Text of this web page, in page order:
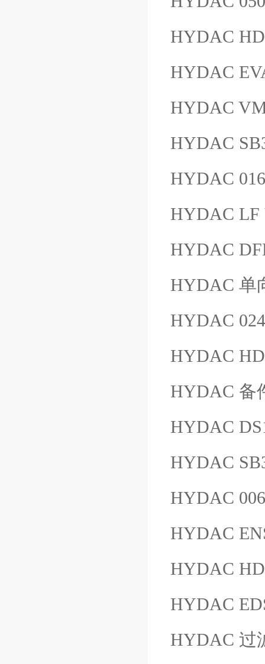
HYDAC
HYDAC
HYDAC
HYDAC
HYDAC
HYDAC LF
HYDAC
HYDAC 单
HYDAC
HYDAC
HYDAC 备
HYDAC
HYDAC
HYDAC
HYDAC
HYDAC
HYDAC
HYDAC 过